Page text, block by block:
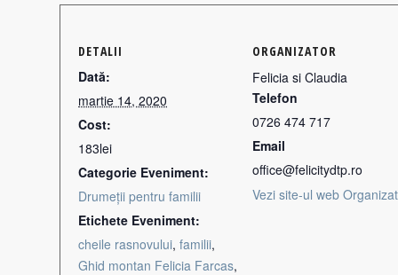
DETALII
Dată:
martie 14, 2020
Cost:
183lei
Categorie Eveniment:
Drumeții pentru familii
Etichete Eveniment:
cheile rasnovului, familii,
Ghid montan Felicia Farcas,
ORGANIZATOR
Felicia si Claudia
Telefon
0726 474 717
Email
office@felicitydtp.ro
Vezi site-ul web